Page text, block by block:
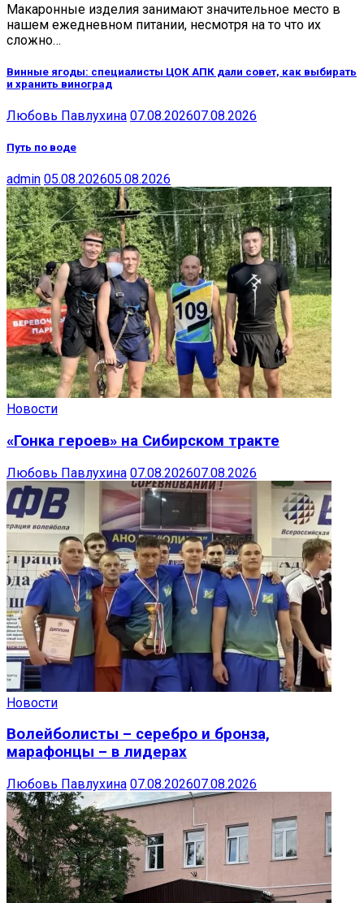
Макаронные изделия занимают значительное место в
нашем ежедневном питании, несмотря на то что их
сложно…
Винные ягоды: специалисты ЦОК АПК дали совет, как выбирать
и хранить виноград
Любовь Павлухина 07.08.202607.08.2026
Путь по воде
admin 05.08.202605.08.2026
Новости
«Гонка героев» на Сибирском тракте
Любовь Павлухина 07.08.202607.08.2026
Новости
Волейболисты – серебро и бронза,
марафонцы – в лидерах
Любовь Павлухина 07.08.202607.08.2026